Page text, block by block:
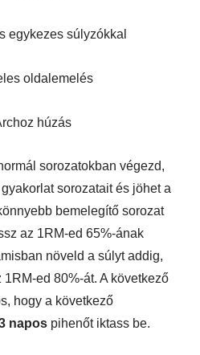
egykezes súlyzókkal
oldalemelés
húzás
sorozatokban végezd,
sorozatait és jöhet a
bemelegítő sorozat
az 1RM-ed 65%-ának
növeld a súlyt addig,
ed 80%-át. A következő
hogy a következő
napos pihenőt iktass be.